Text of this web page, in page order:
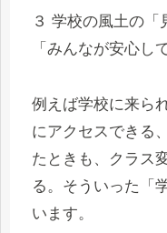
３ 学校の風土の
「みんなが安心し
例えば学校に来ら
にアクセスできる
たときも、クラス
る。そういった「
います。